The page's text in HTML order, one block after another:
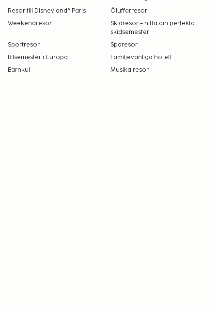
informationen i bokningsbekräftelsen.
Kontantfria betalningsmetoder är tillgängliga
Kontaktfri utcheckning är tillgänglig.
Resor till Disneyland® Paris
Öluffarresor
Weekendresor
Skidresor – hitta din perfekta
skidsemester
Sportresor
Sparesor
Bilsemester i Europa
Familjevänliga hotell
Barnkul
Musikalresor